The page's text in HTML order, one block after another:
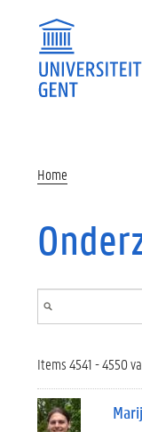
Home
Items 4541 - 4550